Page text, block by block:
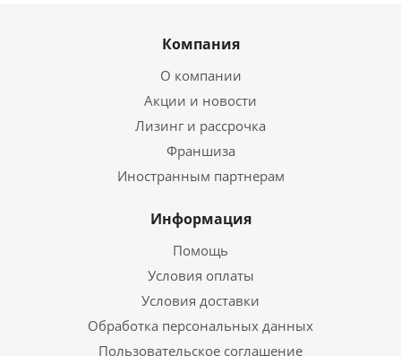
Компания
О компании
Акции и новости
Лизинг и рассрочка
Франшиза
Иностранным партнерам
Информация
Помощь
Условия оплаты
Условия доставки
Обработка персональных данных
Пользовательское соглашение